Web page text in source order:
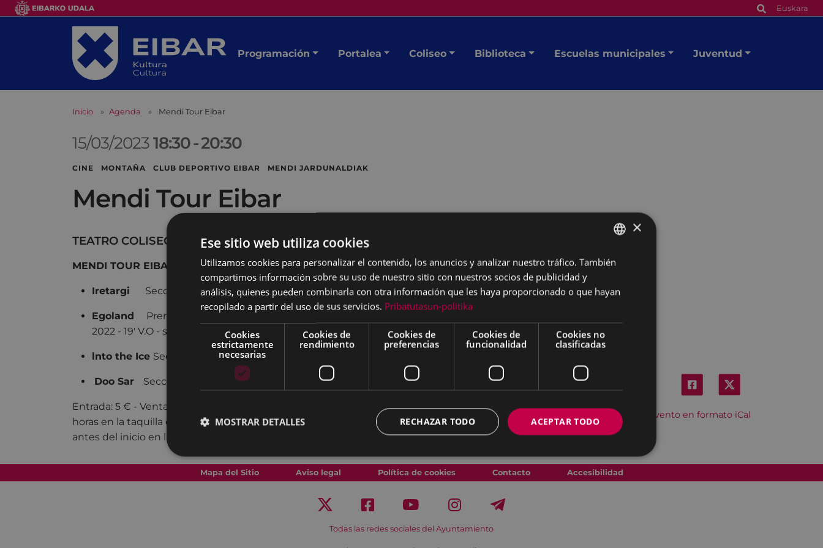
Euskara
Programación Portalea Coliseo Biblioteca Escuelas municipales Juventud
Inicio Agenda Mendi Tour Eibar
15/03/202318:30-20:30
CINE MONTAÑA CLUB DEPORTIVO EIBAR MENDI JARDUNALDIAK
Mendi Tour Eibar
TEATRO COLISEO
Descargar el evento en formato iCal
MENDI TOUR EIBAR 2023
Iretargi Sección Oficial MF 2022 - 3' V.O -sin diálogos
Egoland
Premio del Público/Mención Especial del Jurado MF
2022 - 19' V.O - sin diálogos
lnto the Ice Sección Oficial MF 2022 - 30' V.O-en/es SUBT-es/eu
Doo Sar Sección Oficial MF 2022 - 46' V.O -pol/en SUBT -es/eu
Entrada: 5 € - Venta anticipada a partir del 6 de marzo a las 17:30
horas en la taquilla del teatro Coliseo y enkutxabank
y una hora
antes del inicio en la taquilla del teatro.
Mapa del Sitio Aviso legal Política de cookies Contacto Accesibilidad
Todas las redes sociales del Ayuntamiento
BASQUE
×
Ese sitio web utiliza cookies
Utilizamos cookies para personalizar el contenido, los anuncios y analizar nuestro tráfico. También
compartimos información sobre su uso de nuestro sitio con nuestros socios de publicidad y
análisis, quienes pueden combinarla con otra información que les haya proporcionado o que hayan
recopilado a partir del uso de sus servicios. Pribatutasun-politika
Cookies
estrictamente
necesarias
Cookies de
rendimiento
Cookies de
preferencias
Cookies de
funcionalidad
Cookies no
clasificadas
ACEPTAR TODO
RECHAZAR TODO
MOSTRAR DETALLES